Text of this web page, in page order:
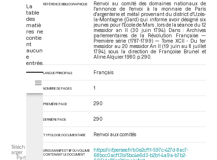
Téléch
arger
Part
La
table
des
matiè
res ne
contie
nt
aucun
e
entrée.
s
Tome XCII - Du 1er messidor au 20 messidor An II (19 juin au 8 juillet
RÉFÉRENCE BIBLIOGRAPHIQUE
Renvoi au comité des domaines nationaux de
l'annonce de l'envoi à la monnaie de Paris
d'argenterie et métal provenant du district d'Uzès-
la-Montagne (Gard) qui informe avoir désigné six
jeunes pour l'École de Mars , lors de la séance du 12
messidor an II (30 juin 1794). Dans : Archives
parlementaires de la Révolution Française —
Première série (1787-1799) — Tome XCII - Du 1er
messidor au 20 messidor An II (19 juin au 8 juillet
1794) , sous la direction de Françoise Brunel et
Aline Alquier. 1980. p. 290.
LANGUE PRINCIPALE Français
NOMBRE DE PAGES 1
PREMIÈRE PAGE 290
DERNIÈRE PAGE 290
TYPOLOGIE DOCUMENTAIRE Renvoi aux comités
URI DU MANIFEST IIIF DU VOLUME
CONTENANT LE DOCUMENT
https://iiif.persee.fr/b0e2cf11-597c-427d-8ac7-
68bcc0acf13b/5bc4e6d3-b2b1-4a9a-b7b2-